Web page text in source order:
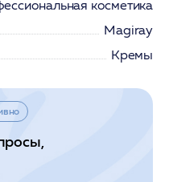
косметика
Magiray
Кремы